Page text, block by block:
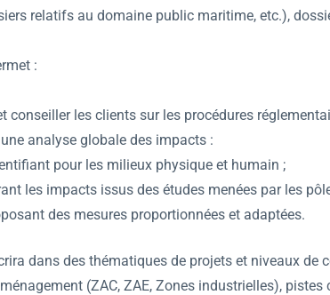
relatifs au domaine public maritime, etc.),
:
conseiller les clients sur les procédures
analyse globale des impacts :
pour les milieux physique et humain ;
les impacts issus des études menées par les
des mesures proportionnées et adaptées.
dans des thématiques de projets et niveaux
(ZAC, ZAE, Zones industrielles),